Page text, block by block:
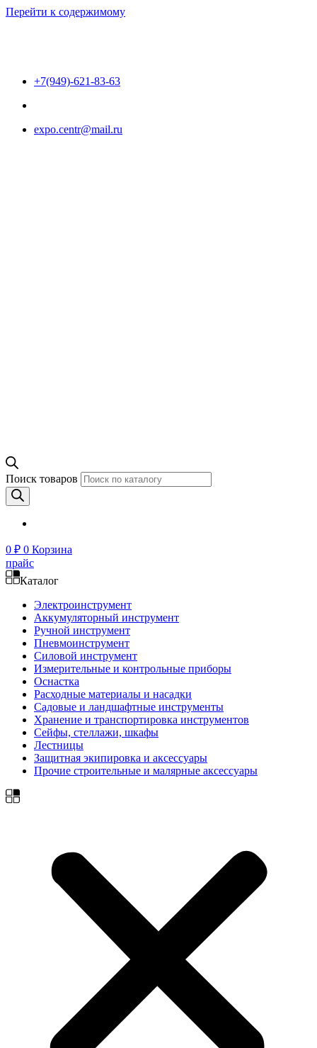
Перейти к содержимому
+7(949)-621-83-63
expo.centr@mail.ru
Поиск товаров
0 ₽ 0 Корзина
прайс
Каталог
Электроинструмент
Аккумуляторный инструмент
Ручной инструмент
Пневмоинструмент
Силовой инструмент
Измерительные и контрольные приборы
Оснастка
Расходные материалы и насадки
Садовые и ландшафтные инструменты
Хранение и транспортировка инструментов
Сейфы, стеллажи, шкафы
Лестницы
Защитная экипировка и аксессуары
Прочие строительные и малярные аксессуары